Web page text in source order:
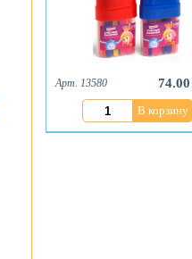
Арт. 13580
В корзину